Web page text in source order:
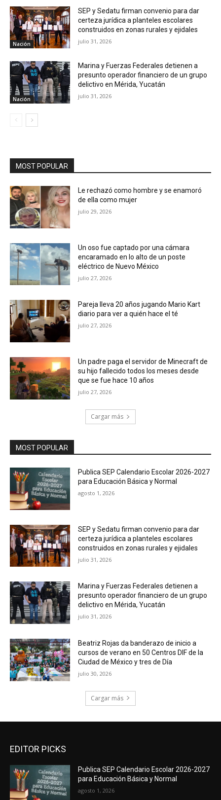
Nación
SEP y Sedatu firman convenio para dar
certeza jurídica a planteles escolares
construidos en zonas rurales y ejidales
julio 31, 2026
Nación
Marina y Fuerzas Federales detienen a
presunto operador financiero de un grupo
delictivo en Mérida, Yucatán
julio 31, 2026
MOST POPULAR
Le rechazó como hombre y se enamoró
de ella como mujer
julio 29, 2026
Un oso fue captado por una cámara
encaramado en lo alto de un poste
eléctrico de Nuevo México
julio 27, 2026
Pareja lleva 20 años jugando Mario Kart
diario para ver a quién hace el té
julio 27, 2026
Un padre paga el servidor de Minecraft de
su hijo fallecido todos los meses desde
que se fue hace 10 años
julio 27, 2026
Cargar más
MOST POPULAR
Publica SEP Calendario Escolar 2026-2027
para Educación Básica y Normal
agosto 1, 2026
SEP y Sedatu firman convenio para dar
certeza jurídica a planteles escolares
construidos en zonas rurales y ejidales
julio 31, 2026
Marina y Fuerzas Federales detienen a
presunto operador financiero de un grupo
delictivo en Mérida, Yucatán
julio 31, 2026
Beatriz Rojas da banderazo de inicio a
cursos de verano en 50 Centros DIF de la
Ciudad de México y tres de Día
julio 30, 2026
Cargar más
EDITOR PICKS
Publica SEP Calendario Escolar 2026-2027
para Educación Básica y Normal
agosto 1, 2026